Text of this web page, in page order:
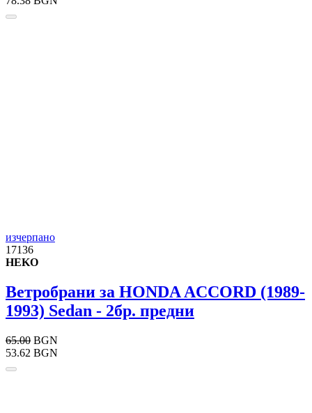
изчерпано
17136
HEKO
Ветробрани за HONDA ACCORD (1989-
1993) Sedan - 2бр. предни
65.00 BGN
53.62 BGN